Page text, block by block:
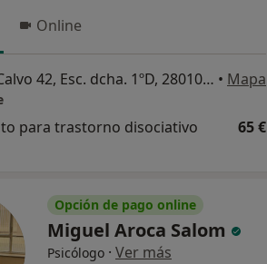
Online
C/ Rafael Calvo 42, Esc. dcha. 1ºD, 28010 Madrid, España., Madrid • Mapa
para trastorno disociativo 65 €
Opción de pago online
Miguel Aroca Salom
Psicólogo · Ver más